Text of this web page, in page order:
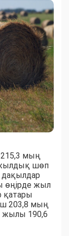
мың
шөп
дақылдар
өңірде жыл
қатары
203,8 мың
жылы 190,6